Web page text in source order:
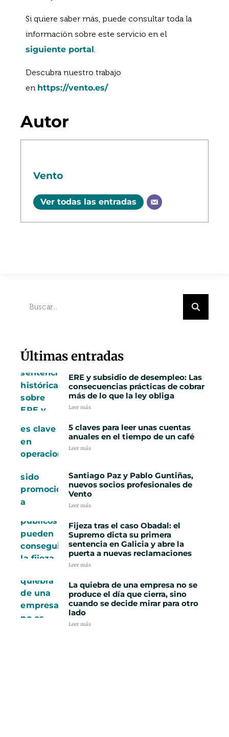
Si quiere saber más, puede consultar toda la
información sobre este servicio en el
siguiente portal.
Descubra nuestro trabajo
en https://vento.es/
Autor
Vento
Ver todas las entradas
Últimas entradas
ERE y subsidio de desempleo: Las
consecuencias prácticas de cobrar
más de lo que la ley obliga
Leer más
5 claves para leer unas cuentas
anuales en el tiempo de un café
Leer más
Santiago Paz y Pablo Guntiñas,
nuevos socios profesionales de
Vento
Leer más
Fijeza tras el caso Obadal: el
Supremo dicta su primera
sentencia en Galicia y abre la
puerta a nuevas reclamaciones
Leer más
La quiebra de una empresa no se
produce el día que cierra, sino
cuando se decide mirar para otro
lado
Leer más